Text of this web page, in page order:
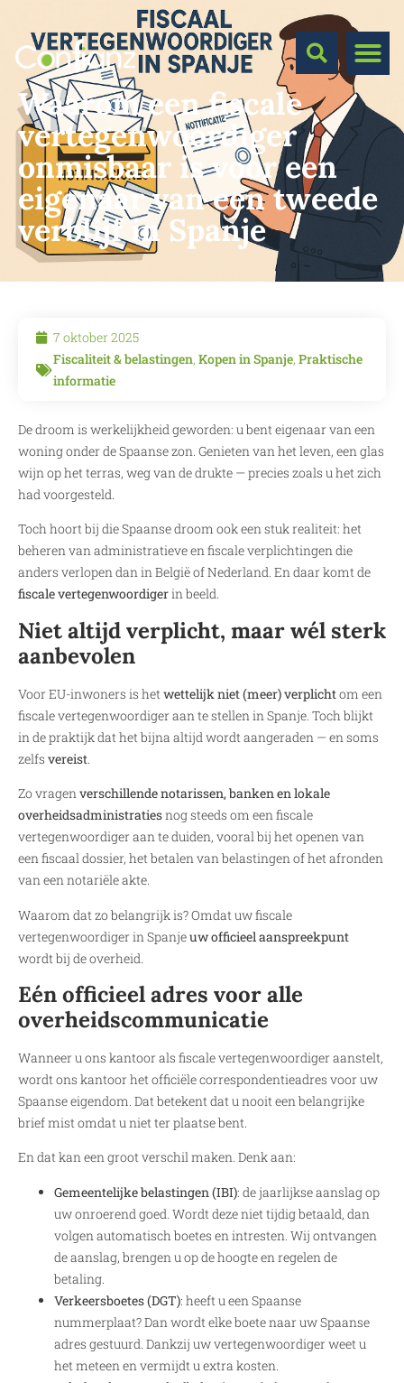
Waarom een fiscale
vertegenwoordiger
onmisbaar is voor een
eigenaar van een tweede
verblijf in Spanje
7 oktober 2025
Fiscaliteit & belastingen, Kopen in Spanje, Praktische
informatie
De droom is werkelijkheid geworden: u bent eigenaar van een
woning onder de Spaanse zon. Genieten van het leven, een glas
wijn op het terras, weg van de drukte — precies zoals u het zich
had voorgesteld.
Toch hoort bij die Spaanse droom ook een stuk realiteit: het
beheren van administratieve en fiscale verplichtingen die
anders verlopen dan in België of Nederland. En daar komt de
fiscale vertegenwoordigerin beeld.
Niet altijd verplicht, maar wél sterk
aanbevolen
Voor EU-inwoners is het wettelijk niet (meer) verplichtom een
fiscale vertegenwoordiger aan te stellen in Spanje. Toch blijkt
in de praktijk dat het bijna altijd wordt aangeraden — en soms
zelfs vereist
Zo vragenverschillende notarissen, banken en lokale
overheidsadministratiesnog steeds om een fiscale
vertegenwoordiger aan te duiden, vooral bij het openen van
een fiscaal dossier, het betalen van belastingen of het afronden
van een notariële akte.
Waarom dat zo belangrijk is? Omdat uw fiscale
vertegenwoordiger in Spanjeuw officieel aanspreekpunt
wordt bij de overheid.
Eén officieel adres voor alle
overheidscommunicatie
Wanneer u ons kantoor als fiscale vertegenwoordiger aanstelt,
wordt ons kantoor het officiële correspondentieadres voor uw
Spaanse eigendom. Dat betekent dat u nooit een belangrijke
brief mist omdat u niet ter plaatse bent.
En dat kan een groot verschil maken. Denk aan:
Gemeentelijke belastingen (IBI): de jaarlijkse aanslag op
uw onroerend goed. Wordt deze niet tijdig betaald, dan
volgen automatisch boetes en intresten. Wij ontvangen
de aanslag, brengen u op de hoogte en regelen de
betaling.
Verkeersboetes (DGT): heeft u een Spaanse
nummerplaat? Dan wordt elke boete naar uw Spaanse
adres gestuurd. Dankzij uw vertegenwoordiger weet u
het meteen en vermijdt u extra kosten.